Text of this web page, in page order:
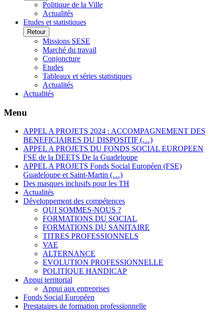
Politique de la Ville
Actualités
Etudes et statistiques
Retour
Missions SESE
Marché du travail
Conjoncture
Etudes
Tableaux et séries statistiques
Actualités
Actualités
Menu
APPEL A PROJETS 2024 : ACCOMPAGNEMENT DES
BENEFICIAIRES DU DISPOSITIF (…)
APPEL A PROJETS DU FONDS SOCIAL EUROPEEN
FSE de la DEETS De la Guadeloupe
APPEL A PROJETS Fonds Social Européen (FSE)
Guadeloupe et Saint-Martin (…)
Des masques inclusifs pour les TH
Actualités
Développement des compétences
QUI SOMMES-NOUS ?
FORMATIONS DU SOCIAL
FORMATIONS DU SANITAIRE
TITRES PROFESSIONNELS
VAE
ALTERNANCE
EVOLUTION PROFESSIONNELLE
POLITIQUE HANDICAP
Appui territorial
Appui aux entreprises
Fonds Social Européen
Prestataires de formation professionnelle